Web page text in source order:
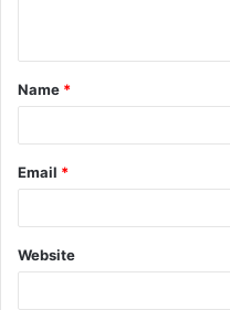
t
*
Name *
Email *
Website